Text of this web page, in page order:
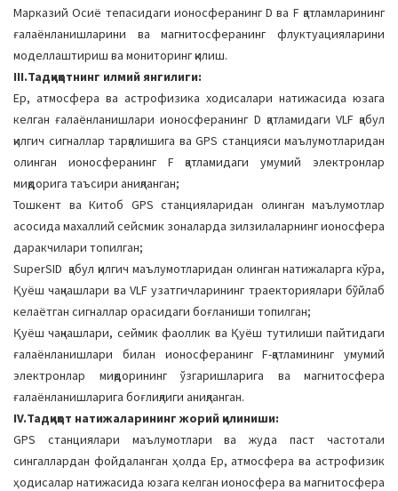
Марказий Осиё тепасидаги ионосферанинг D ва F қатламларининг
ғалаёнланишларини ва магнитосферанинг флуктуацияларини
моделлаштириш ва мониторинг қилиш.
III.Тадқиқотнинг илмий янгилиги:
Ер, атмосфера ва астрофизика ходисалари натижасида юзага
келган ғалаёнланишлари ионосферанинг D қатламидаги VLF қабул
қилгич сигналлар тарқалишига ва GPS станцияси маълумотларидан
олинган ионосферанинг F қатламидаги умумий электронлар
миқдорига таъсири аниқланган;
Тошкент ва Китоб GPS станцияларидан олинган маълумотлар
асосида махаллий сейсмик зоналарда зилзилаларнинг ионосфера
даракчилари топилган;
SuperSID қабул қилгич маълумотларидан олинган натижаларга кўра,
Қуёш чақнашлари ва VLF узатгичларининг траекториялари бўйлаб
келаётган сигналлар орасидаги боғланиши топилган;
Қуёш чақнашлари, сеймик фаоллик ва Қуёш тутилиши пайтидаги
ғалаёнланишлари билан ионосферанинг F-қатламининг умумий
электронлар миқдорининг ўзгаришларига ва магнитосфера
ғалаёнланишларига боғлиқлиги аниқланган.
IV.Тадқиқот натижаларининг жорий қилиниши:
GPS станциялари маълумотлари ва жуда паст частотали
сингаллардан фойдаланган ҳолда Eр, атмосфера ва астрофизик
ҳодисалар натижасида юзага келган ионосфера ва магнитосфера